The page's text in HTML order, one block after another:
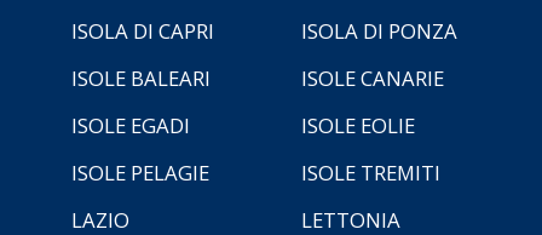
ISOLA DI CAPRI
ISOLA DI PONZA
ISOLE BALEARI
ISOLE CANARIE
ISOLE EGADI
ISOLE EOLIE
ISOLE PELAGIE
ISOLE TREMITI
LAZIO
LETTONIA